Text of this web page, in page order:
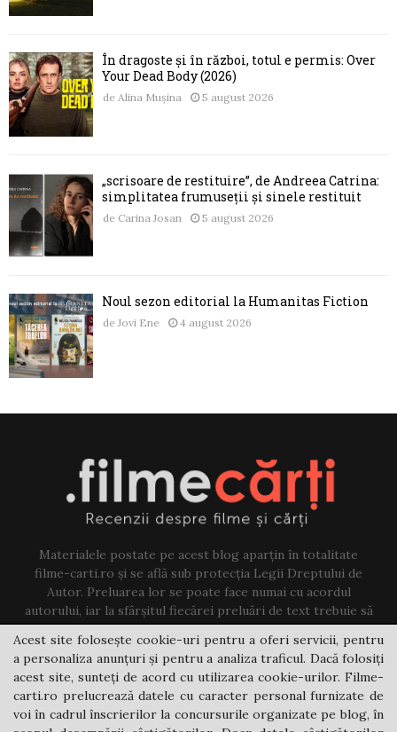
În dragoste și în război, totul e permis: Over
Your Dead Body (2026)
de Alina Mușina 5 august 2026
„scrisoare de restituire”, de Andreea Catrina:
simplitatea frumuseții și sinele restituit
de Carina Josan 5 august 2026
Noul sezon editorial la Humanitas Fiction
de Jovi Ene 4 august 2026
Materialele postate pe acest blog aparțin în totalitate
filme-carti.ro și se află sub protecția Legii Dreptului de
Autor. Preluarea lor se poate face numai cu acordul
autorului, iar la sfârșitul fiecărei preluări de text trebuie să
existe un link către acest blog.
Contact us:jovi@filme-carti.ro
Acest site folosește cookie-uri pentru a oferi servicii, pentru
a personaliza anunțuri și pentru a analiza traficul. Dacă folosiți
acest site, sunteți de acord cu utilizarea cookie-urilor. Filme-
carti.ro prelucrează datele cu caracter personal furnizate de
voi în cadrul înscrierilor la concursurile organizate pe blog, în